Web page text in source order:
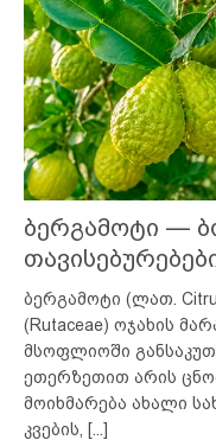
ბერგამოტი —
ბერგამოტი (ლათ.
(Rutaceae) ოჯახის
მსოფლიოში
ეთერზეთით არის
მოიხმარება ახალი
კვების,
[...]